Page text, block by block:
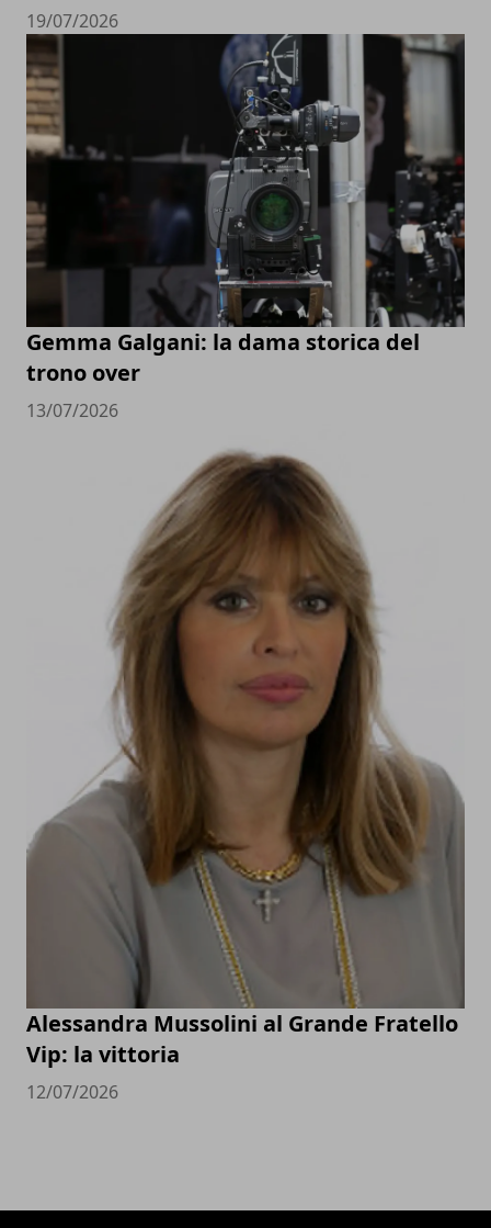
19/07/2026
Gemma Galgani: la dama storica del
trono over
13/07/2026
Alessandra Mussolini al Grande Fratello
Vip: la vittoria
12/07/2026